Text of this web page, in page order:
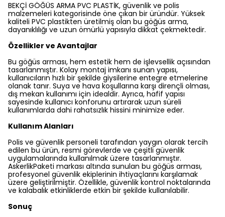
BEKÇİ GÖĞÜS ARMA PVC PLASTİK, güvenlik ve polis
malzemeleri kategorisinde öne çıkan bir üründür. Yüksek
kaliteli PVC plastikten üretilmiş olan bu göğüs arma,
dayanıklılığı ve uzun ömürlü yapısıyla dikkat çekmektedir.
Özellikler ve Avantajlar
Bu göğüs arması, hem estetik hem de işlevsellik açısından
tasarlanmıştır. Kolay montaj imkanı sunan yapısı,
kullanıcıların hızlı bir şekilde giysilerine entegre etmelerine
olanak tanır. Suya ve hava koşullarına karşı dirençli olması,
dış mekan kullanımı için idealdir. Ayrıca, hafif yapısı
sayesinde kullanıcı konforunu artırarak uzun süreli
kullanımlarda dahi rahatsızlık hissini minimize eder.
Kullanım Alanları
Polis ve güvenlik personeli tarafından yaygın olarak tercih
edilen bu ürün, resmi görevlerde ve çeşitli güvenlik
uygulamalarında kullanılmak üzere tasarlanmıştır.
AskerlikPaketi markası altında sunulan bu göğüs arması,
profesyonel güvenlik ekiplerinin ihtiyaçlarını karşılamak
üzere geliştirilmiştir. Özellikle, güvenlik kontrol noktalarında
ve kalabalık etkinliklerde etkin bir şekilde kullanılabilir.
Sonuç